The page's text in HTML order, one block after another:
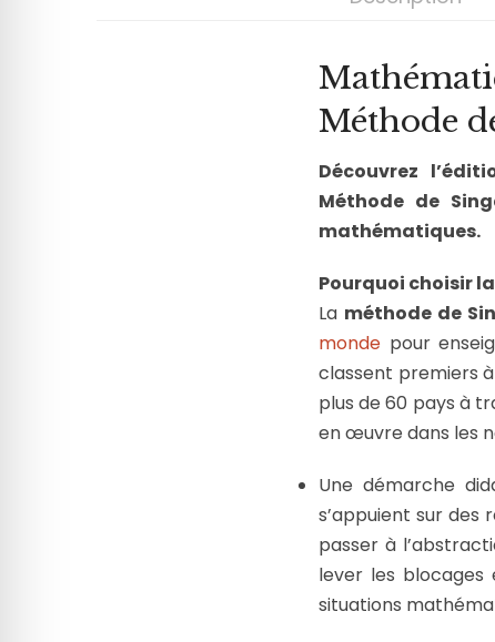
Méthode
Découvrez
Méthode de
mathématiques.
Pourquoi choisir
La méthode de
monde pour
classent premiers
plus de 60 pays à
en œuvre dans les
Une démarche
s’appuient sur des
passer à
lever les blocages
situations